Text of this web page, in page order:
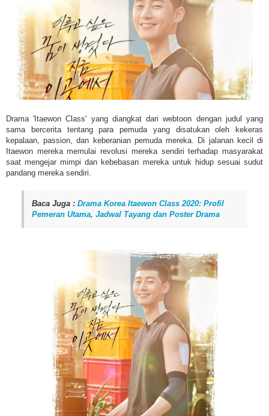
Drama 'Itaewon Class' yang diangkat dari webtoon dengan judul yang
sama bercerita tentang para pemuda yang disatukan oleh kekeras
kepalaan, passion, dan keberanian pemuda mereka. Di jalanan kecil di
Itaewon mereka memulai revolusi mereka sendiri terhadap masyarakat
saat mengejar mimpi dan kebebasan mereka untuk hidup sesuai sudut
pandang mereka sendiri.
Baca Juga : Drama Korea Itaewon Class 2020: Profil
Pemeran Utama, Jadwal Tayang dan Poster Drama